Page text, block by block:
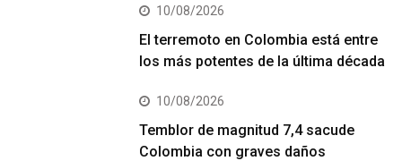
10/08/2026
El terremoto en Colombia está entre
los más potentes de la última década
10/08/2026
Temblor de magnitud 7,4 sacude
Colombia con graves daños